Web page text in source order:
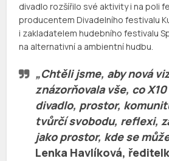
divadlo rozšířilo své aktivity i na poli
producentem Divadelního festivalu
i zakladatelem hudebního festivalu
na alternativní a ambientní hudbu.
„Chtěli jsme, aby nová
znázorňovala vše, co
divadlo, prostor,
tvůrčí svobodu, reflexi,
jako prostor, kde se
Lenka Havlíková,